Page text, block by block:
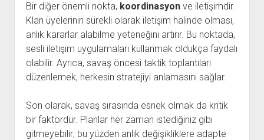
Bir diğer önemli nokta, koordinasyonve iletişimdir.
Klan üyelerinin sürekli olarak iletişim halinde olması,
anlık kararlar alabilme yeteneğini artırır. Bu noktada,
sesli iletişim uygulamaları kullanmak oldukça faydalı
olabilir. Ayrıca, savaş öncesi taktik toplantıları
düzenlemek, herkesin stratejiyi anlamasını sağlar.
Son olarak, savaş sırasında esnek olmak da kritik
bir faktördür. Planlar her zaman istediğiniz gibi
gitmeyebilir; bu yüzden anlık değişikliklere adapte